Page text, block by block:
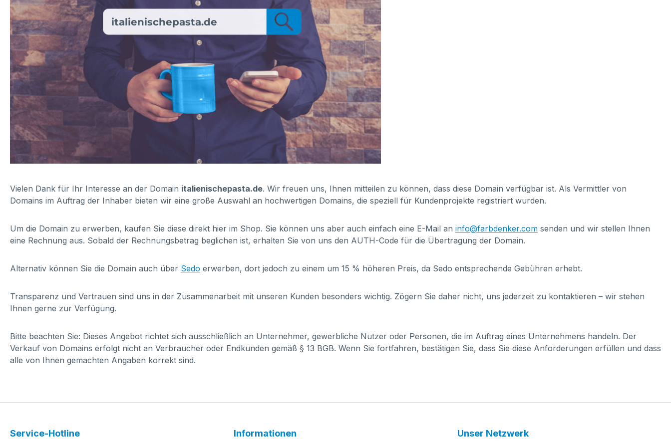
italienischepasta.de
Vielen Dank für Ihr Interesse an der Domain italienischepasta.de. Wir freuen uns, Ihnen mitteilen zu können, dass diese Domain verfügbar ist. Als Vermittler von
Domains im Auftrag der Inhaber bieten wir eine große Auswahl an hochwertigen Domains, die speziell für Kundenprojekte registriert wurden.
Um die Domain zu erwerben, kaufen Sie diese direkt hier im Shop. Sie können uns aber auch einfach eine E-Mail an info@farbdenker.com senden und wir stellen Ihnen
eine Rechnung aus. Sobald der Rechnungsbetrag beglichen ist, erhalten Sie von uns den AUTH-Code für die Übertragung der Domain.
Alternativ können Sie die Domain auch über Sedo erwerben, dort jedoch zu einem um 15 % höheren Preis, da Sedo entsprechende Gebühren erhebt.
Transparenz und Vertrauen sind uns in der Zusammenarbeit mit unseren Kunden besonders wichtig. Zögern Sie daher nicht, uns jederzeit zu kontaktieren – wir stehen
Ihnen gerne zur Verfügung.
Bitte beachten Sie: Dieses Angebot richtet sich ausschließlich an Unternehmer, gewerbliche Nutzer oder Personen, die im Auftrag eines Unternehmens handeln. Der
Verkauf von Domains erfolgt nicht an Verbraucher oder Endkunden gemäß § 13 BGB. Wenn Sie fortfahren, bestätigen Sie, dass Sie diese Anforderungen erfüllen und dass
alle von Ihnen gemachten Angaben korrekt sind.
Service-Hotline Informationen Unser Netzwerk